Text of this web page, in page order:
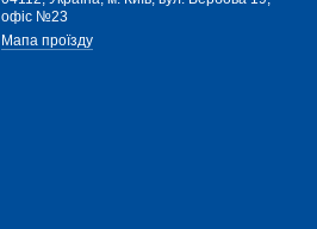
офіс №23
Мапа проїзду